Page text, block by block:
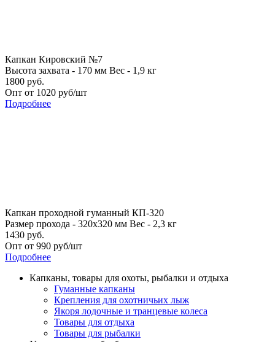
Капкан Кировский №7
Высота захвата - 170 мм Вес - 1,9 кг
1800 руб.
Опт от 1020 руб/шт
Подробнее
Капкан проходной гуманный КП-320
Размер прохода - 320х320 мм Вес - 2,3 кг
1430 руб.
Опт от 990 руб/шт
Подробнее
Капканы, товары для охоты, рыбалки и отдыха
Гуманные капканы
Крепления для охотничьих лыж
Якоря лодочные и транцевые колеса
Товары для отдыха
Товары для рыбалки